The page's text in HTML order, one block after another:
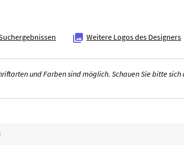
 Weitere Logos des Designers
und Farben sind möglich. Schauen Sie bitte